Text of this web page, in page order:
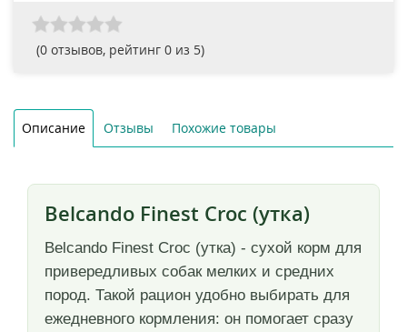
(0 отзывов, рейтинг 0 из 5)
Описание Отзывы Похожие товары
Belcando Finest Croc (утка)
Belcando Finest Croc (утка) - сухой корм для
привередливых собак мелких и средних
пород. Такой рацион удобно выбирать для
ежедневного кормления: он помогает сразу